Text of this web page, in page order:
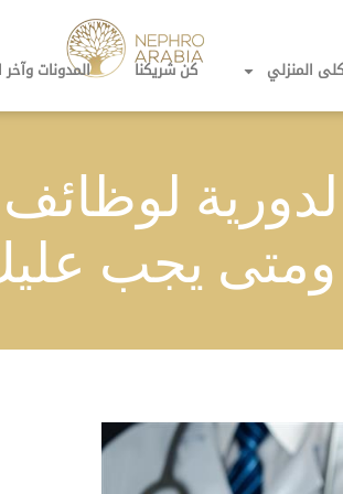
المنزلي كن شريكنا المدونات وآخر
الدورية
يجب